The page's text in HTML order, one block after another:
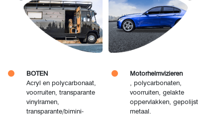
BOTEN
Acryl en polycarbonaat,
voorruiten, transparante
vinylramen,
transparante/bimini-
Motorhelmvizieren
, polycarbonaten,
voorruiten, gelakte
oppervlakken, gepolijst
metaal.